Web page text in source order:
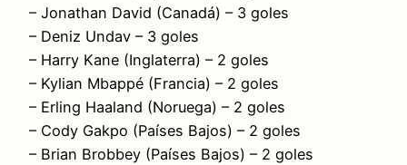
– Jonathan David (Canadá) – 3 goles
– Deniz Undav – 3 goles
– Harry Kane (Inglaterra) – 2 goles
– Kylian Mbappé (Francia) – 2 goles
– Erling Haaland (Noruega) – 2 goles
– Cody Gakpo (Países Bajos) – 2 goles
– Brian Brobbey (Países Bajos) – 2 goles